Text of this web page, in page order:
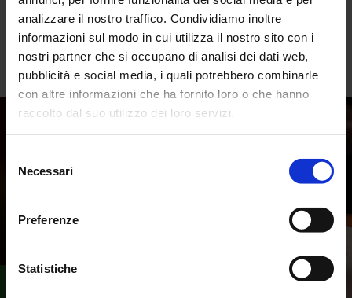
analizzare il nostro traffico. Condividiamo inoltre
informazioni sul modo in cui utilizza il nostro sito con i
nostri partner che si occupano di analisi dei dati web,
pubblicità e social media, i quali potrebbero combinarle
con altre informazioni che ha fornito loro o che hanno
raccolto dal suo utilizzo dei loro servizi.
delNecessari
Preferenze
Statistiche
E ora il lavoro continua: nei borghi, nelle vallate e nelle città di
tutt’Italia.
Ci rivediamo in Val di Fiemme!